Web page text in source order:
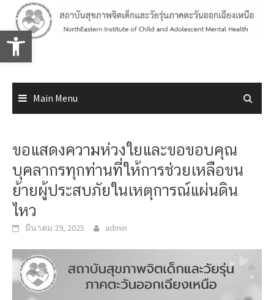
Open toolbar
content
Main Menu
ขอแสดงความห่วงใยและขอขอบคุณ
บุคลากรทุกท่านที่ให้การช่วยเหลือขน
ย้ายผู้ประสบภัยในเหตุการณ์แผ่นดิน
ไหว
มีนาคม 29, 2025 admin